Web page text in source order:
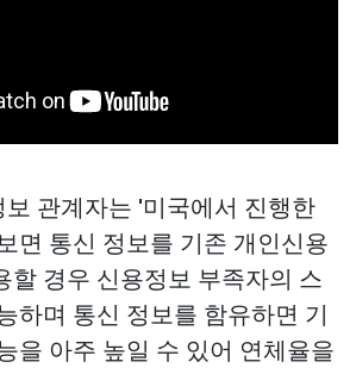
관계자는 '미국에서 진행한
면 통신 정보를 기존 개인신용
할 경우 신용정보 부족자의 스
하며 통신 정보를 함유하면 기
을 아주 높일 수 있어 연체율을